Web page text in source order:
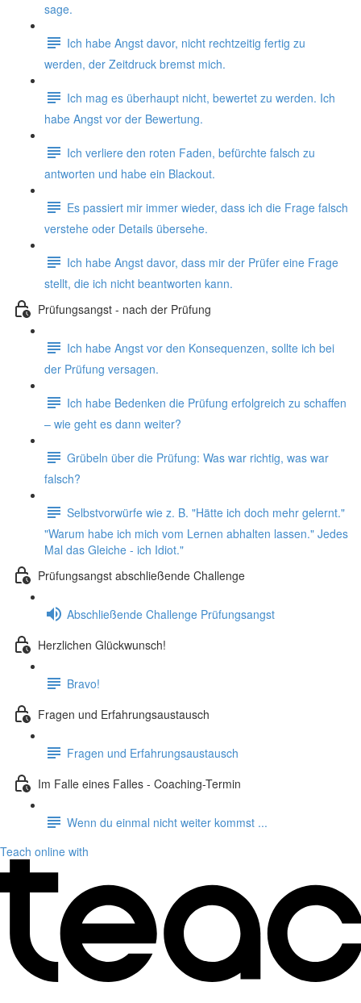
sage.
Ich habe Angst davor, nicht rechtzeitig fertig zu
werden, der Zeitdruck bremst mich.
Ich mag es überhaupt nicht, bewertet zu werden. Ich
habe Angst vor der Bewertung.
Ich verliere den roten Faden, befürchte falsch zu
antworten und habe ein Blackout.
Es passiert mir immer wieder, dass ich die Frage falsch
verstehe oder Details übersehe.
Ich habe Angst davor, dass mir der Prüfer eine Frage
stellt, die ich nicht beantworten kann.
Prüfungsangst - nach der Prüfung
Ich habe Angst vor den Konsequenzen, sollte ich bei
der Prüfung versagen.
Ich habe Bedenken die Prüfung erfolgreich zu schaffen
– wie geht es dann weiter?
Grübeln über die Prüfung: Was war richtig, was war
falsch?
Selbstvorwürfe wie z. B. "Hätte ich doch mehr gelernt."
"Warum habe ich mich vom Lernen abhalten lassen." Jedes
Mal das Gleiche - ich Idiot."
Prüfungsangst abschließende Challenge
Abschließende Challenge Prüfungsangst
Herzlichen Glückwunsch!
Bravo!
Fragen und Erfahrungsaustausch
Fragen und Erfahrungsaustausch
Im Falle eines Falles - Coaching-Termin
Wenn du einmal nicht weiter kommst ...
Teach online with